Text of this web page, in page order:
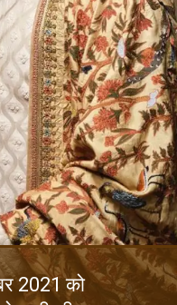
2021 को